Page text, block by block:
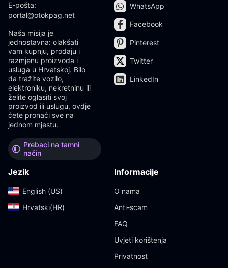
E-pošta:
portal@otokpag.net
Naša misija je
jednostavna: olakšati
vam kupnju, prodaju i
razmjenu proizvoda i
usluga u Hrvatskoj. Bilo
da tražite vozilo,
elektroniku, nekretninu ili
želite oglasiti svoj
proizvod ili uslugu, ovdje
ćete pronaći sve na
jednom mjestu.
Prebaci na tamni
način
WhatsApp
Facebook
Pinterest
Twitter
LinkedIn
Jezik
English (US)‎
Hrvatski(HR)‎
Informacije
O nama
Anti-scam
FAQ
Uvjeti korištenja
Privatnost